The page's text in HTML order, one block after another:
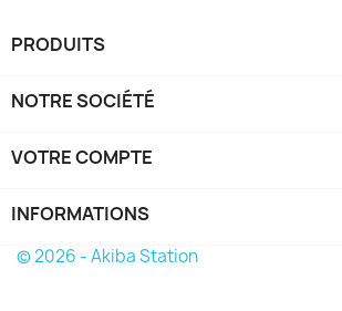
PRODUITS
NOTRE SOCIÉTÉ
VOTRE COMPTE
INFORMATIONS
© 2026 - Akiba Station